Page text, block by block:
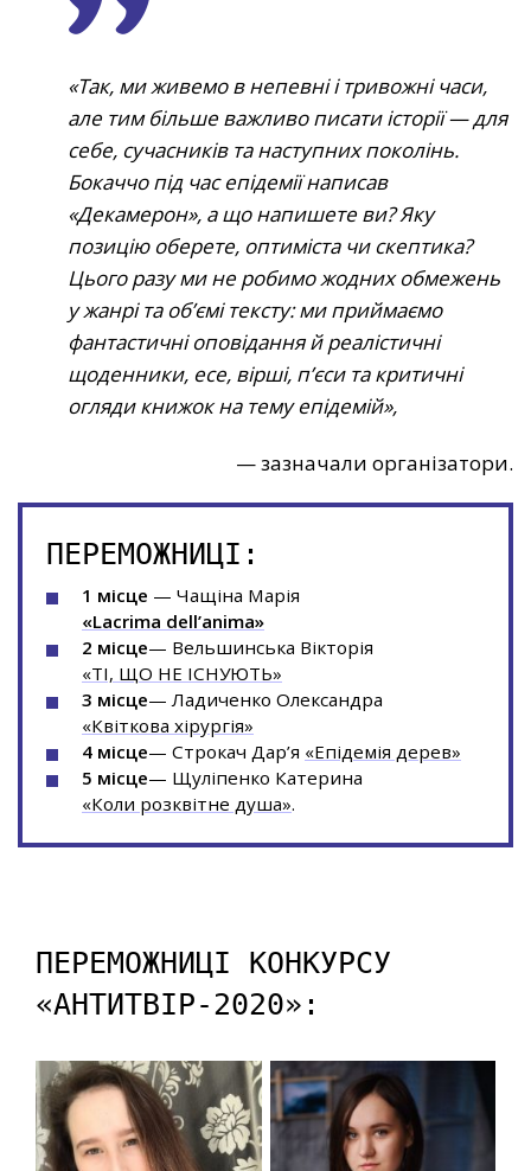
Так, ми живемо в непевні і тривожні часи,
але тим більше важливо писати історії — для
себе, сучасників та наступних поколінь.
Бокаччо під час епідемії написав
«Декамерон», а що напишете ви? Яку
позицію оберете, оптиміста чи скептика?
Цього разу ми не робимо жодних обмежень
у жанрі та об’ємі тексту: ми приймаємо
фантастичні оповідання й реалістичні
щоденники, есе, вірші, п’єси та критичні
огляди книжок на тему епідемій
— зазначали організатори.
ПЕРЕМОЖНИЦІ:
1 місце — Чащіна Марія
«Lacrima dell’anima»
2 місце— Вельшинська Вікторія
«ТІ, ЩО НЕ ІСНУЮТЬ»
3 місце— Ладиченко Олександра
«Квіткова хірургія»
4 місце— Строкач Дар’я «Епідемія дерев»
5 місце— Щуліпенко Катерина
«Коли розквітне душа».
ПЕРЕМОЖНИЦІ КОНКУРСУ
«АНТИТВІР-2020»: